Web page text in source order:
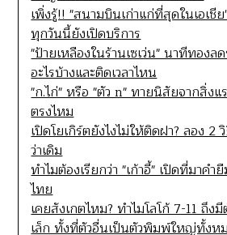
เพิ่งรู้!! "สนามบินเก่าแก่ที่สุดในเอเชี
ทุกวันนี้ยังเปิดบริการ
"ป้ายเหลืองในร้านเซเว่น" นาทีทอง
อะไรบ้างและติดเวลาไหน
"ก.ไก่" หรือ "ตัว n" ทายนิสัยจากสิ่งแ
ตรงไหม
เปิดโยเกิร์ตยังไงไม่ให้ติดฝา? ลอง
ว่าเดิม
ทำไมต้องเรียกว่า "เก้าอี้" เปิดที่มาคำ
ไทย
เคยสังเกตไหม? ทำไมโลโก้ 7-11 ถึ
เล็ก ทั้งที่ตัวอื่นเป็นตัวพิมพ์ใหญ่ทั้งห